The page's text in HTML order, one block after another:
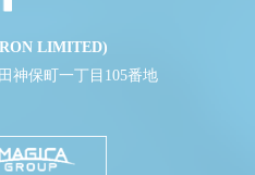
LIMITED)
神保町一丁目105番地